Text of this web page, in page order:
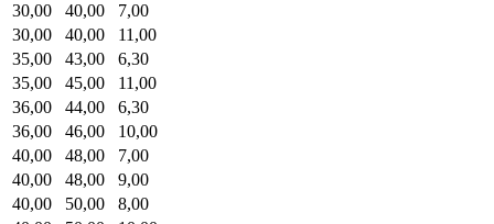
30,00
40,00
7,00
30,00
40,00
11,00
35,00
43,00
6,30
35,00
45,00
11,00
36,00
44,00
6,30
36,00
46,00
10,00
40,00
48,00
7,00
40,00
48,00
9,00
40,00
50,00
8,00